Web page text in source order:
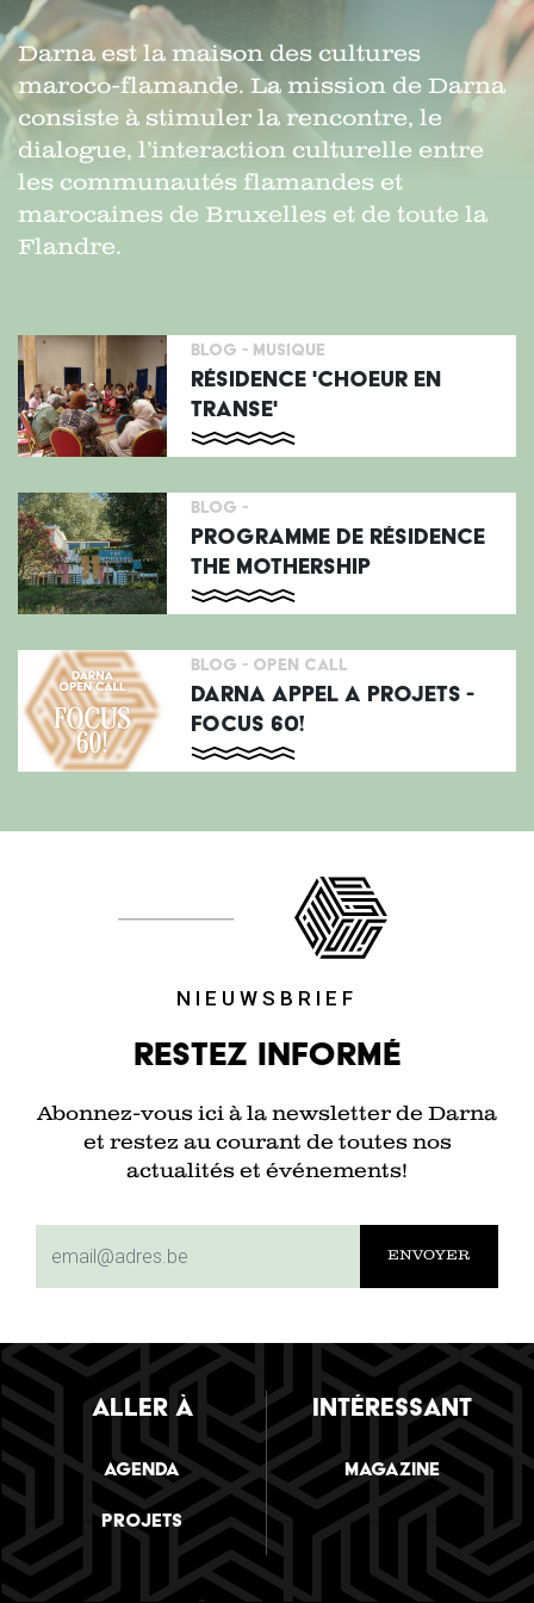
Darna est la maison des cultures
maroco-flamande. La mission de Darna
consiste à stimuler la rencontre, le
dialogue, l’interaction culturelle entre
les communautés flamandes et
marocaines de Bruxelles et de toute la
Flandre.
BLOG - MUSIQUE
RÉSIDENCE 'CHOEUR EN
TRANSE'
BLOG -
PROGRAMME DE RÉSIDENCE
THE MOTHERSHIP
BLOG - OPEN CALL
DARNA APPEL A PROJETS -
FOCUS 60!
NIEUWSBRIEF
Restez informé
Abonnez-vous ici à la newsletter de Darna
et restez au courant de toutes nos
actualités et événements!
ALLER À
Agenda
Projets
INTÉRESSANT
Magazine